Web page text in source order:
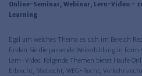
Online-Seminar, Webinar, Lern-Video -
Learning
Egal um welches Thema es sich im Bereich
finden Sie die passende Weiterbildung in
Lern-Video. Folgende Themen bietet Haufe
Erbrecht, Mietrecht, WEG-Recht,